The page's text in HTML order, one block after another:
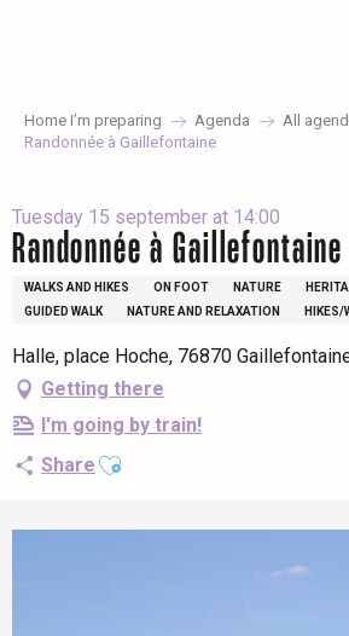
Home I’m preparing Agenda All
Randonnée à Gaillefontaine
Tuesday 15 september at 14:00
Randonnée à Gaillefontaine
WALKS AND HIKES ON FOOT NATURE
GUIDED WALK
NATURE AND RELAXATION HIKES/
Halle, place Hoche, 76870
Getting there
I'm going by train!
Share Ajouter aux favoris